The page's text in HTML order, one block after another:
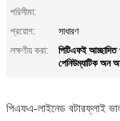
পরিসীমা:
প্রয়োগ:
সাধারণ
লক্ষণীয় করা:
পিটিএফই
পেনিউম্যাটিক অন
পিএফএ-লাইনেড বটারফ্লাই